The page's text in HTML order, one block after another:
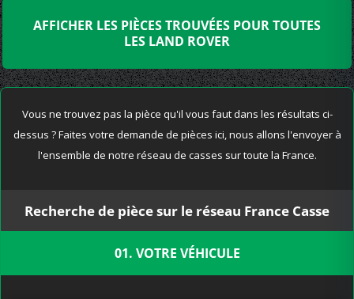
AFFICHER LES PIÈCES TROUVÉES POUR TOUTES
LES LAND ROVER
Vous ne trouvez pas la pièce qu'il vous faut dans les résultats ci-
dessus ? Faites votre demande de pièces ici, nous allons l'envoyer à
l'ensemble de notre réseau de casses sur toute la France.
Recherche de pièce sur le réseau France Casse
01. VOTRE VÉHICULE